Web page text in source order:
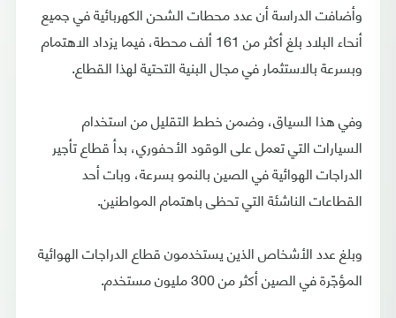
وأضافت الدراسة أن عدد محطات الشحن الكهربائية في جميع
أنحاء البلاد بلغ أكثر من 161 ألف محطة، فيما يزداد الاهتمام
وبسرعة بالاستثمار في مجال البنية التحتية لهذا القطاع.
وفي هذا السياق، وضمن خطط التقليل من استخدام
السيارات التي تعمل على الوقود الأحفوري، بدأ قطاع تأجير
الدراجات الهوائية في الصين بالنمو بسرعة، وبات أحد
القطاعات الناشئة التي تحظى باهتمام المواطنين.
وبلغ عدد الأشخاص الذين يستخدمون قطاع الدراجات الهوائية
المؤجّرة في الصين أكثر من 300 مليون مستخدم.